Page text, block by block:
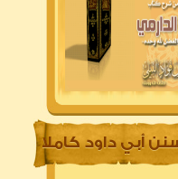
أبي داود كاملا